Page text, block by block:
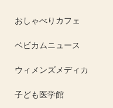
おしゃべりカフェ
ベビカムニュース
ウィメンズメディカ
子ども医学館